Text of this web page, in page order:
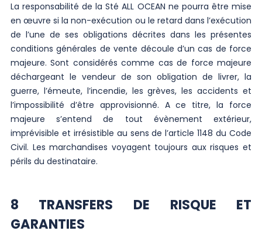
La responsabilité de la Sté ALL OCEAN ne pourra être mise
en œuvre si la non-exécution ou le retard dans l’exécution
de l’une de ses obligations décrites dans les présentes
conditions générales de vente découle d’un cas de force
majeure. Sont considérés comme cas de force majeure
déchargeant le vendeur de son obligation de livrer, la
guerre, l’émeute, l’incendie, les grèves, les accidents et
l’impossibilité d’être approvisionné. A ce titre, la force
majeure s’entend de tout évènement extérieur,
imprévisible et irrésistible au sens de l’article 1148 du Code
Civil. Les marchandises voyagent toujours aux risques et
périls du destinataire.
8 TRANSFERS DE RISQUE ET
GARANTIES